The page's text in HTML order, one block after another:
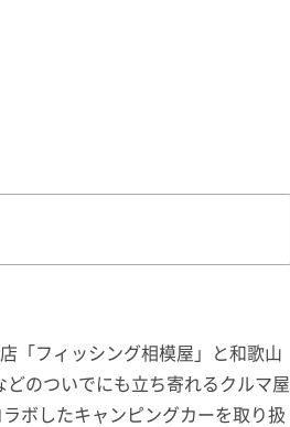
「フィッシング相模屋」と和歌山
のついでにも立ち寄れるクルマ屋
ボしたキャンピングカーを取り扱